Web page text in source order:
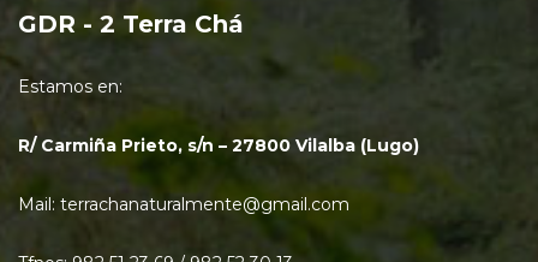
GDR - 2 Terra Chá
Estamos en:
R/ Carmiña Prieto, s/n – 27800 Vilalba (Lugo)
Mail: terrachanaturalmente@gmail.com